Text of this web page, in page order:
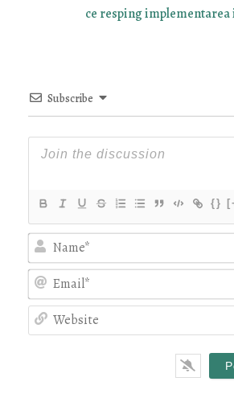
ce resping
Subscribe
{}